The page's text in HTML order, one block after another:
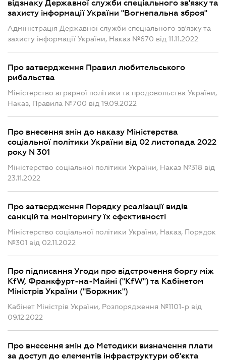
відзнаку Державної служби спеціального зв'язку та
захисту інформації України "Вогнепальна зброя"
Адміністрація Державної служби спеціального зв'язку та
захисту інформації України, Наказ №670 від 11.11.2022
Про затвердження Правил любительського
рибальства
Міністерство аграрної політики та продовольства України,
Наказ, Правила №700 від 19.09.2022
Про внесення змін до наказу Міністерства
соціальної політики України від 02 листопада 2022
року N 301
Міністерство соціальної політики України, Наказ №318 від
23.11.2022
Про затвердження Порядку реалізації видів
санкцій та моніторингу їх ефективності
Міністерство соціальної політики України, Наказ, Порядок
№301 від 02.11.2022
Про підписання Угоди про відстрочення боргу між
KfW, Франкфурт-на-Майні ("KfW") та Кабінетом
Міністрів України ("Боржник")
Кабінет Міністрів України, Розпорядження №1101-р від
09.12.2022
Про внесення змін до Методики визначення плати
за доступ до елементів інфраструктури об'єкта